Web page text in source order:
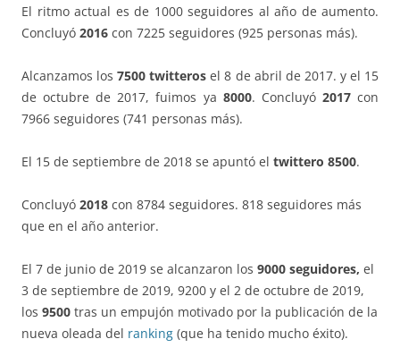
El ritmo actual es de 1000 seguidores al año de aumento.
Concluyó 2016 con 7225 seguidores (925 personas más).
Alcanzamos los7500 twitteros el 8 de abril de 2017. y el 15
de octubre de 2017, fuimos ya 8000. Concluyó 2017con
7966 seguidores (741 personas más).
El 15 de septiembre de 2018 se apuntó el twittero 8500.
Concluyó 2018 con 8784 seguidores. 818 seguidores más
que en el año anterior.
El 7 de junio de 2019 se alcanzaron los 9000 seguidores, el
3 de septiembre de 2019, 9200 y el 2 de octubre de 2019,
los 9500 tras un empujón motivado por la publicación de la
nueva oleada del ranking (que ha tenido mucho éxito).